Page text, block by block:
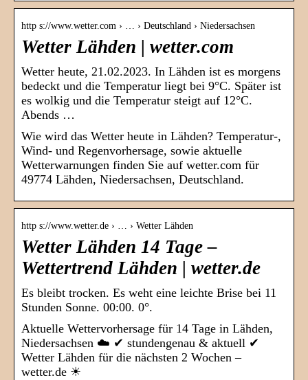
http s://www.wetter.com › … › Deutschland › Niedersachsen
Wetter Lähden | wetter.com
Wetter heute, 21.02.2023. In Lähden ist es morgens
bedeckt und die Temperatur liegt bei 9°C. Später ist
es wolkig und die Temperatur steigt auf 12°C.
Abends …
Wie wird das Wetter heute in Lähden? Temperatur-,
Wind- und Regenvorhersage, sowie aktuelle
Wetterwarnungen finden Sie auf wetter.com für
49774 Lähden, Niedersachsen, Deutschland.
http s://www.wetter.de › … › Wetter Lähden
Wetter Lähden 14 Tage –
Wettertrend Lähden | wetter.de
Es bleibt trocken. Es weht eine leichte Brise bei 11
Stunden Sonne. 00:00. 0°.
Aktuelle Wettervorhersage für 14 Tage in Lähden,
Niedersachsen ☁️ ✔ stundengenau & aktuell ✔
Wetter Lähden für die nächsten 2 Wochen –
wetter.de ☀